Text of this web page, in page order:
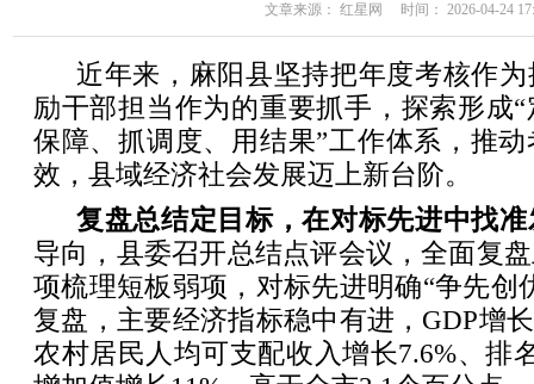
文章来源： 红星网 时间： 2026-04-24
近年来，麻阳县坚持把年度考核作
励干部担当作为的重要抓手，探索形成
保障、抓调度、用结果”工作体系，推
效，县域经济社会发展迈上新台阶。
复盘总结定目标，在对标先进中找
导向，县委召开总结点评会议，全面复
项梳理短板弱项，对标先进明确“争先创
复盘，主要经济指标稳中有进，GDP增
农村居民人均可支配收入增长7.6%、排